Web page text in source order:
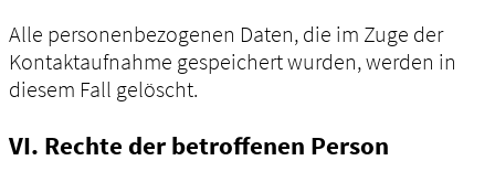
Alle personenbezogenen Daten, die im Zuge der
Kontaktaufnahme gespeichert wurden, werden in
diesem Fall gelöscht.
VI. Rechte der betroffenen Person